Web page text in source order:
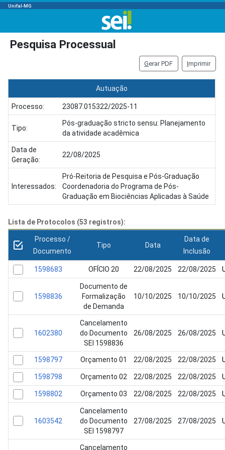
Unifal-MG
Pesquisa Processual
Gerar PDF Imprimir
Autuação
Processo: 23087.015322/2025-11
Tipo:
Pós-graduação stricto sensu: Planejamento
da atividade acadêmica
Data de
Geração:
22/08/2025
Interessados:
Pró-Reitoria de Pesquisa e Pós-Graduação
Coordenadoria do Programa de Pós-
Graduação em Biociências Aplicadas à Saúde
Lista de Protocolos (53 registros):
Processo /
Documento
Tipo Data
Data de
Inclusão
1598683 OFÍCIO 20 22/08/2025 22/08/2025
1598836
Documento de
Formalização
de Demanda
10/10/2025 10/10/2025
1602380
Cancelamento
do Documento
SEI 1598836
26/08/2025 26/08/2025
1598797 Orçamento 01 22/08/2025 22/08/2025
1598798 Orçamento 02 22/08/2025 22/08/2025
1598802 Orçamento 03 22/08/2025 22/08/2025
1603542
Cancelamento
do Documento
SEI 1598797
27/08/2025 27/08/2025
Cancelamento